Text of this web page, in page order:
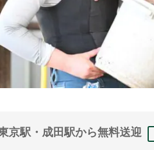
京駅・成田駅から無料送迎